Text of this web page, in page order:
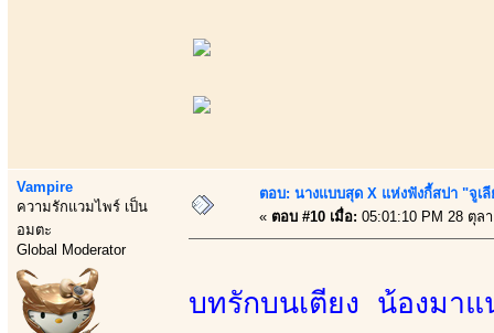
Vampire
ความรักแวมไพร์ เป็น
อมตะ
Global Moderator
ตอบ: นางแบบสุด X แห่งฟังกี้สปา "จูเ
« ตอบ #10 เมื่อ: 05:01:10 PM 28 ตุล
บทรักบนเตียง น้องมาแ